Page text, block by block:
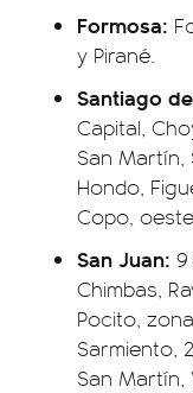
Formosa:
y Pirané.
Santiago
Capital,
San Martín,
Hondo,
Copo,
San Juan: 9
Chimbas,
Pocito,
Sarmiento,
San Martín,